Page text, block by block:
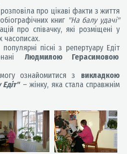
розповіла про цікаві факти з життя
книг "На балу удачі"
про співачку, які розміщені у
часописах.
пісні з репертуару Едіт
Людмилою Герасимовою
ознайомитися з
викладкою
– жінку, яка стала справжнім